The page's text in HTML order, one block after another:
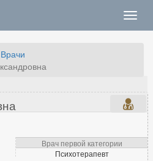
Врачи
Врач первой категории
Психотерапевт